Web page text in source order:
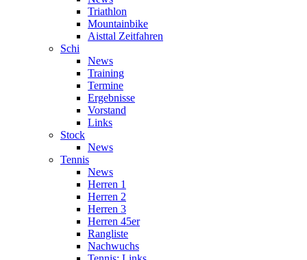
Triathlon
Mountainbike
Aisttal Zeitfahren
Schi
News
Training
Termine
Ergebnisse
Vorstand
Links
Stock
News
Tennis
News
Herren 1
Herren 2
Herren 3
Herren 45er
Rangliste
Nachwuchs